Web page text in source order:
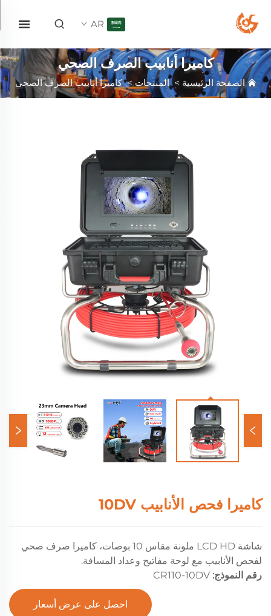
AR
كاميرا أنابيب الصرف الصحي
الصفحة الرئيسية >المنتجات>كاميرا أنابيب الصرف الصحي
كاميرا فحص الأنابيب 10DV
شاشة LCD HD ملونة مقاس 10 بوصات، كاميرا صرف صحي
لفحص الأنابيب مع لوحة مفاتيح وعداد المسافة.
رقم النموذج: CR110-10DV
احصل على عرض أسعار